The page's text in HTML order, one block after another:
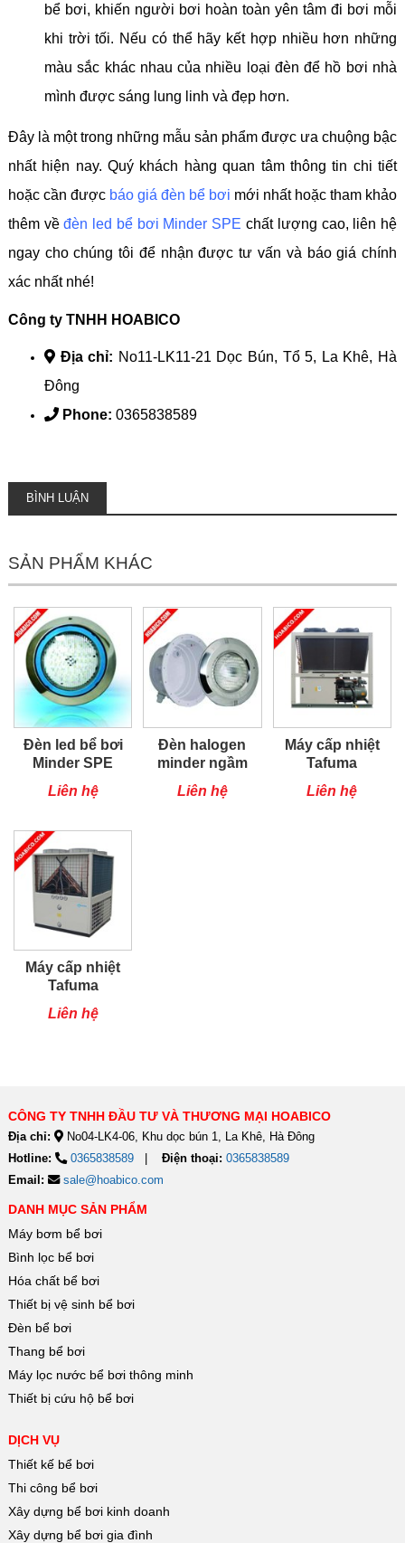
bể bơi, khiến người bơi hoàn toàn yên tâm đi bơi mỗi
khi trời tối. Nếu có thể hãy kết hợp nhiều hơn những
màu sắc khác nhau của nhiều loại đèn để hồ bơi nhà
mình được sáng lung linh và đẹp hơn.
Đây là một trong những mẫu sản phẩm được ưa chuộng bậc
nhất hiện nay. Quý khách hàng quan tâm thông tin chi tiết
hoặc cần được báo giá đèn bể bơi mới nhất hoặc tham khảo
thêm vềđèn led bể bơi Minder SPE chất lượng cao, liên hệ
ngay cho chúng tôi để nhận được tư vấn và báo giá chính
xác nhất nhé!
Công ty TNHH HOABICO
Địa chỉ: No11-LK11-21 Dọc Bún, Tổ 5, La Khê, Hà
Đông
Phone: 0365838589
BÌNH LUẬN
SẢN PHẨM KHÁC
Đèn led bể bơi
Minder SPE
Liên hệ
Đèn halogen
minder ngầm
ABS
Liên hệ
Máy cấp nhiệt
Tafuma
TSQ100RP
Liên hệ
Máy cấp nhiệt
Tafuma
TSQ80RP
Liên hệ
CÔNG TY TNHH ĐẦU TƯ VÀ THƯƠNG MẠI HOABICO
Địa chỉ:
No04-LK4-06, Khu dọc bún 1, La Khê, Hà Đông
Hotline:
0365838589 Điện thoại: 0365838589
Email:
sale@hoabico.com
DANH MỤC SẢN PHẨM
Máy bơm bể bơi
Bình lọc bể bơi
Hóa chất bể bơi
Thiết bị vệ sinh bể bơi
Đèn bể bơi
Thang bể bơi
Máy lọc nước bể bơi thông minh
Thiết bị cứu hộ bể bơi
DỊCH VỤ
Thiết kế bể bơi
Thi công bể bơi
Xây dựng bể bơi kinh doanh
Xây dựng bể bơi gia đình